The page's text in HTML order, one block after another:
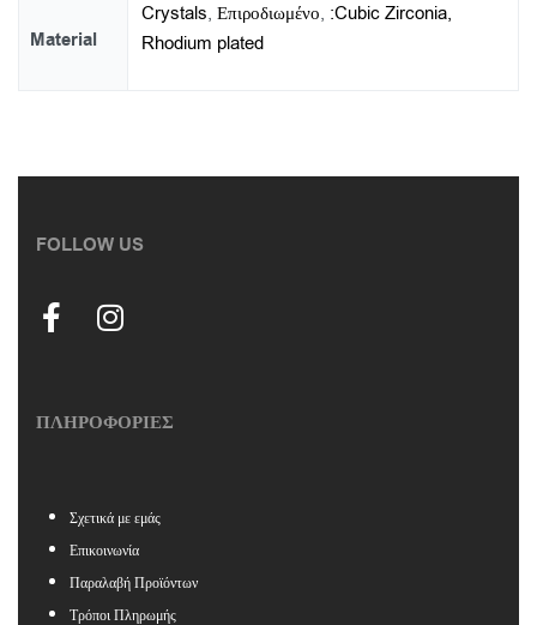
Material
Crystals,Επιροδιωμένο, :Cubic Zirconia,
Rhodium plated
FOLLOW US
ΠΛΗΡΟΦΟΡΙΕΣ
Σχετικά με εμάς
Επικοινωνία
Παραλαβή Προϊόντων
Τρόποι Πληρωμής